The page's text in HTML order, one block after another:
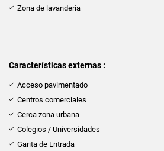
Zona de lavandería
Características externas :
Acceso pavimentado
Centros comerciales
Cerca zona urbana
Colegios / Universidades
Garita de Entrada